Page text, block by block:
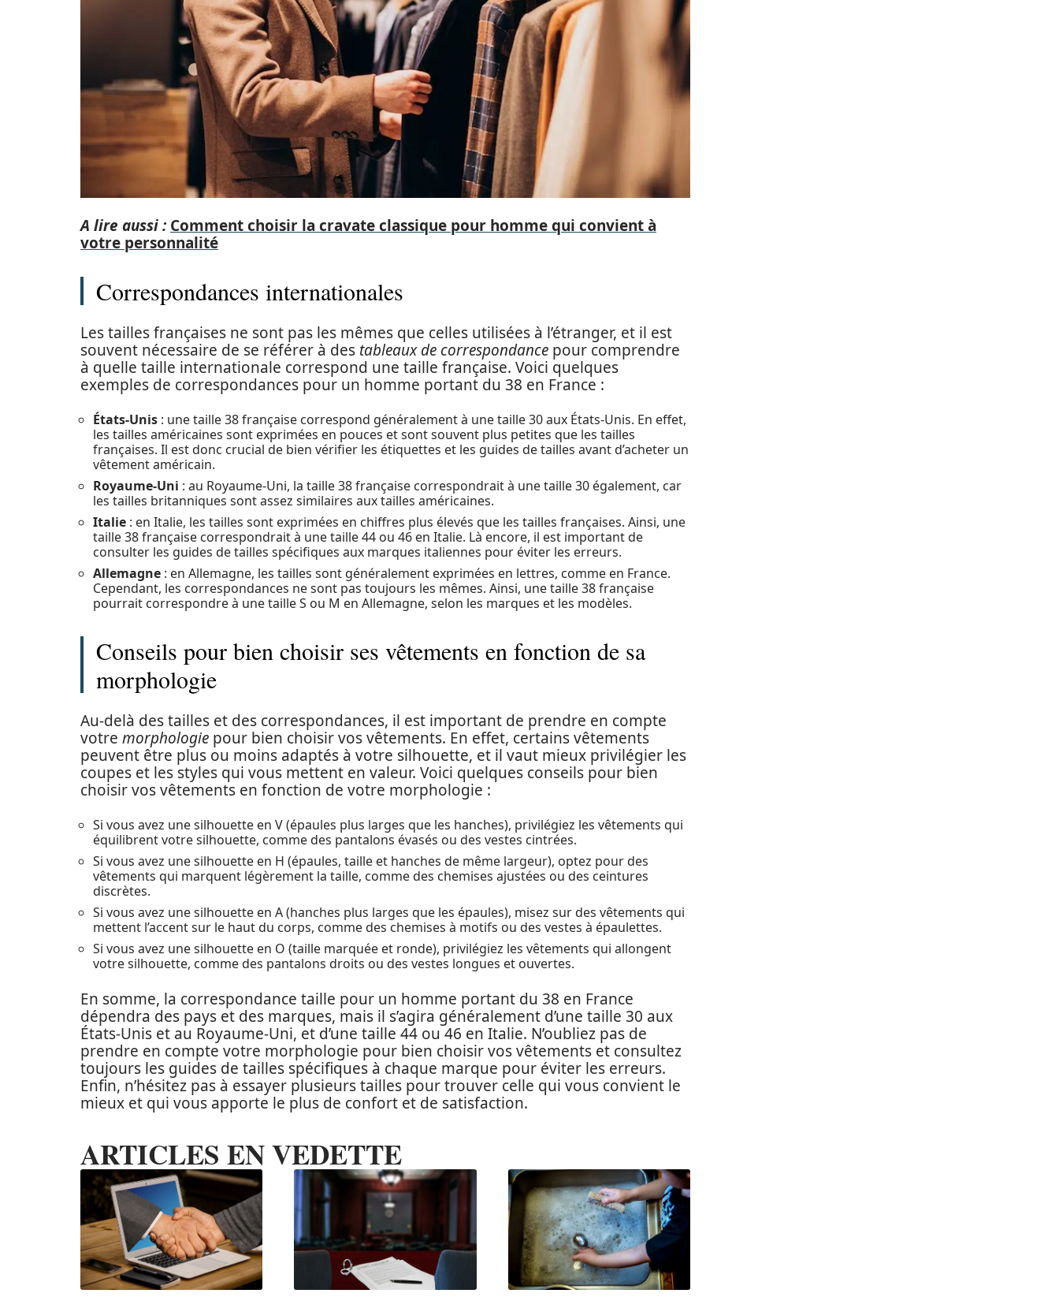
A lire aussi : Comment choisir la cravate classique pour homme qui convient à
votre personnalité
Correspondances internationales
Les tailles françaises ne sont pas les mêmes que celles utilisées à l’étranger, et il est
souvent nécessaire de se référer à des tableaux de correspondance pour comprendre
à quelle taille internationale correspond une taille française. Voici quelques
exemples de correspondances pour un homme portant du 38 en France :
États-Unis : une taille 38 française correspond généralement à une taille 30 aux États-Unis. En effet,
les tailles américaines sont exprimées en pouces et sont souvent plus petites que les tailles
françaises. Il est donc crucial de bien vérifier les étiquettes et les guides de tailles avant d’acheter un
vêtement américain.
Royaume-Uni : au Royaume-Uni, la taille 38 française correspondrait à une taille 30 également, car
les tailles britanniques sont assez similaires aux tailles américaines.
Italie : en Italie, les tailles sont exprimées en chiffres plus élevés que les tailles françaises. Ainsi, une
taille 38 française correspondrait à une taille 44 ou 46 en Italie. Là encore, il est important de
consulter les guides de tailles spécifiques aux marques italiennes pour éviter les erreurs.
Allemagne : en Allemagne, les tailles sont généralement exprimées en lettres, comme en France.
Cependant, les correspondances ne sont pas toujours les mêmes. Ainsi, une taille 38 française
pourrait correspondre à une taille S ou M en Allemagne, selon les marques et les modèles.
Conseils pour bien choisir ses vêtements en fonction de sa
morphologie
Au-delà des tailles et des correspondances, il est important de prendre en compte
votre morphologie pour bien choisir vos vêtements. En effet, certains vêtements
peuvent être plus ou moins adaptés à votre silhouette, et il vaut mieux privilégier les
coupes et les styles qui vous mettent en valeur. Voici quelques conseils pour bien
choisir vos vêtements en fonction de votre morphologie :
Si vous avez une silhouette en V (épaules plus larges que les hanches), privilégiez les vêtements qui
équilibrent votre silhouette, comme des pantalons évasés ou des vestes cintrées.
Si vous avez une silhouette en H (épaules, taille et hanches de même largeur), optez pour des
vêtements qui marquent légèrement la taille, comme des chemises ajustées ou des ceintures
discrètes.
Si vous avez une silhouette en A (hanches plus larges que les épaules), misez sur des vêtements qui
mettent l’accent sur le haut du corps, comme des chemises à motifs ou des vestes à épaulettes.
Si vous avez une silhouette en O (taille marquée et ronde), privilégiez les vêtements qui allongent
votre silhouette, comme des pantalons droits ou des vestes longues et ouvertes.
En somme, la correspondance taille pour un homme portant du 38 en France
dépendra des pays et des marques, mais il s’agira généralement d’une taille 30 aux
États-Unis et au Royaume-Uni, et d’une taille 44 ou 46 en Italie. N’oubliez pas de
prendre en compte votre morphologie pour bien choisir vos vêtements et consultez
toujours les guides de tailles spécifiques à chaque marque pour éviter les erreurs.
Enfin, n’hésitez pas à essayer plusieurs tailles pour trouver celle qui vous convient le
mieux et qui vous apporte le plus de confort et de satisfaction.
ARTICLES EN VEDETTE